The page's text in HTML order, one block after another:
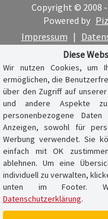
Copyright © 2008
Powered by
Impressum |
Diese
Wir nutzen Cookies, um
ermöglichen, die
über den Zugriff auf
und andere Aspekte
personenbezogene
Anzeigen, sowohl für
Werbung verwendet. Sie
einfach mit OK
ablehnen. Um eine
individuell zu verwalten,
unten im Footer.
Datenschutzerklärung.